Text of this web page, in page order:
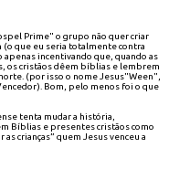
Prime" o grupo não quer criar
(o que eu seria totalmente contra
incentivando que, quando as
os cristãos dêem bíblias e lembrem
(por isso o nome Jesus"Ween",
Bom, pelo menos foi o que
tenta mudar a história,
Bíblias e presentes cristãos como
crianças” quem Jesus venceu a